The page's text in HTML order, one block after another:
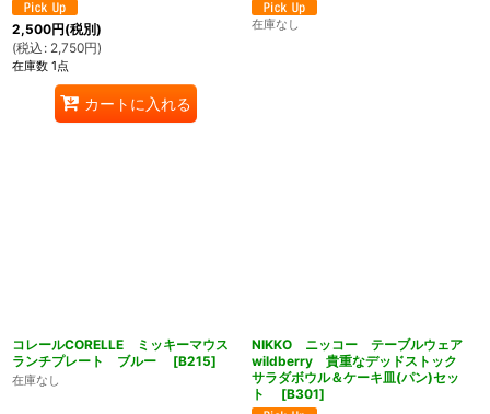
2,500円(税別)
(税込 : 2,750円)
在庫数 1点
カートに入れる
在庫なし
コレールCORELLE ミッキーマウス
ランチプレート ブルー
[B215]
在庫なし
NIKKO ニッコー テーブルウェア
wildberry 貴重なデッドストック
サラダボウル＆ケーキ皿(パン)セッ
ト
[B301]